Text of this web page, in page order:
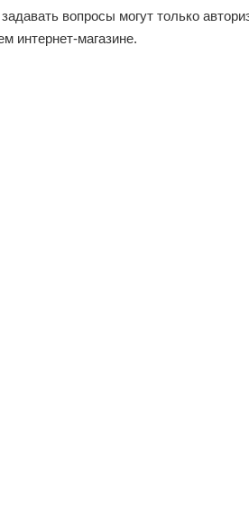
вопросы могут только
интернет-магазине.